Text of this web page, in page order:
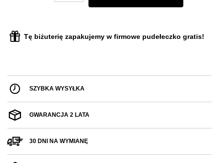
Tę biżuterię zapakujemy w firmowe pudełeczko gratis!
SZYBKA WYSYŁKA
GWARANCJA 2 LATA
30 DNI NA WYMIANĘ